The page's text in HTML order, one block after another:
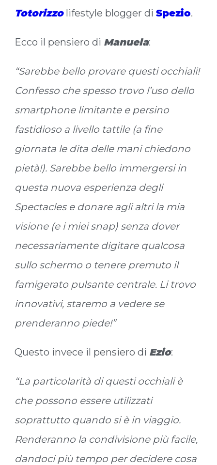
Totorizzolifestyle blogger di Spezio.
Ecco il pensiero di Manuela:
“Sarebbe bello provare questi occhiali!
Confesso che spesso trovo l’uso dello
smartphone limitante e persino
fastidioso a livello tattile (a fine
giornata le dita delle mani chiedono
pietà!). Sarebbe bello immergersi in
questa nuova esperienza degli
Spectacles e donare agli altri la mia
visione (e i miei snap) senza dover
necessariamente digitare qualcosa
sullo schermo o tenere premuto il
famigerato pulsante centrale. Li trovo
innovativi, staremo a vedere se
prenderanno piede!”
Questo invece il pensiero di Ezio:
“La particolarità di questi occhiali è
che possono essere utilizzati
soprattutto quando si è in viaggio.
Renderanno la condivisione più facile,
dandoci più tempo per decidere cosa